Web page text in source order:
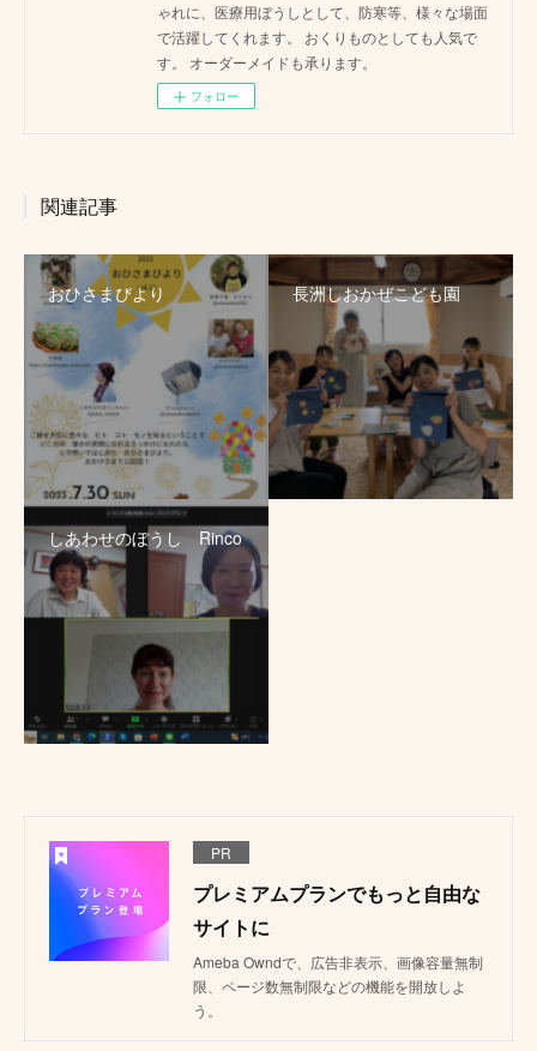
ゃれに、医療用ぼうしとして、防寒等、様々な場面
で活躍してくれます。 おくりものとしても人気で
す。 オーダーメイドも承ります。
フォロー
関連記事
おひさまびより 長洲しおかぜこども園
しあわせのぼうし Rinco
PR
プレミアムプランでもっと自由な
サイトに
Ameba Owndで、広告非表示、画像容量無制
限、ページ数無制限などの機能を開放しよ
う。